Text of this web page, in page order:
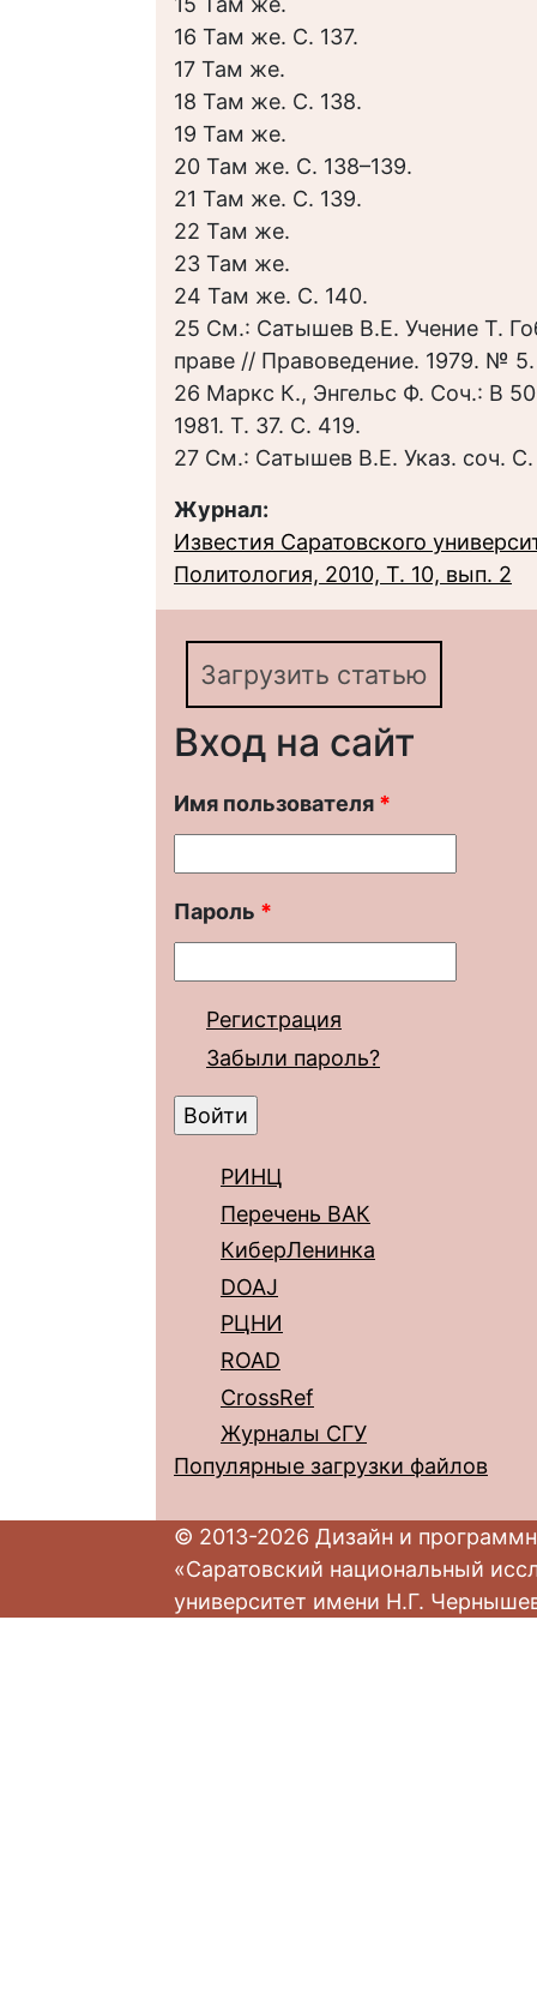
16 Там же. С. 137.
17 Там же.
18 Там же. С. 138.
19 Там же.
20 Там же. С. 138–139.
21 Там же. С. 139.
22 Там же.
23 Там же.
24 Там же. С. 140.
25 См.: Сатышев В.Е. Учение Т.
праве // Правоведение. 1979. №
26 Маркс К., Энгельс Ф. Соч.: В
1981. Т. 37. С. 419.
27 См.: Сатышев В.Е. Указ. соч. С.
Журнал:
Известия Саратовского
Политология, 2010, Т. 10, вып. 2
Загрузить статью
Вход на сайт
Имя пользователя *
Пароль *
Регистрация
Забыли пароль?
РИНЦ
Перечень ВАК
КиберЛенинка
DOAJ
РЦНИ
ROAD
CrossRef
Журналы СГУ
Популярные загрузки файлов
© 2013-2026 Дизайн и
«Саратовский национальный
университет имени Н.Г.